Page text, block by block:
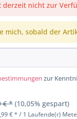
derzeit nicht zur
mich, sobald der
zur
€ * (10,05% gespart)
€ * / 1 Laufende(r)